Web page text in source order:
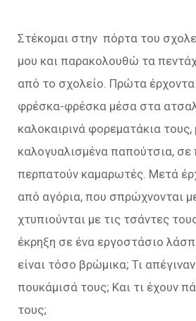
Στέκομαι στην πόρτα του
μου και παρακολουθώ τα
από το σχολείο. Πρώτα
φρέσκα-φρέσκα μέσα στα
καλοκαιρινά φορεματάκια τους,
καλογυαλισμένα παπούτσια, σε
περπατούν καμαρωτές. Μετά
από αγόρια, που σπρώχνονται
χτυπιούνται με τις τσάντες
έκρηξη σε ένα εργοστάσιο
είναι τόσο βρώμικα; Τι
πουκάμισά τους; Και τι έχουν
τους;